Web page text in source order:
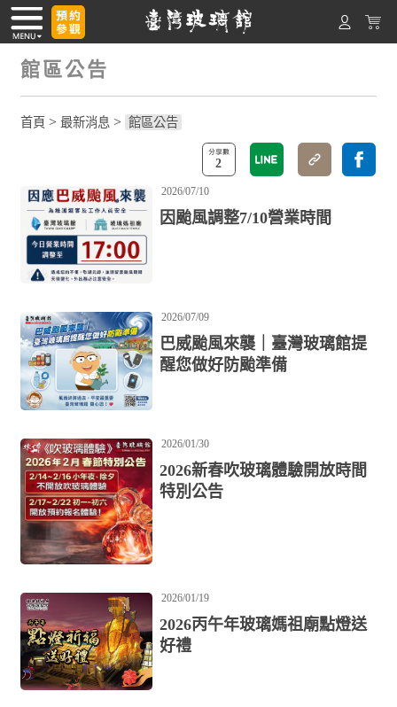
館區公告
首頁 >最新消息 > 館區公告
2
2026/07/10
因颱風調整7/10營業時間
2026/07/09
巴威颱風來襲｜臺灣玻璃館提
醒您做好防颱準備
2026/01/30
2026新春吹玻璃體驗開放時間
特別公告
2026/01/19
2026丙午年玻璃媽祖廟點燈送
好禮